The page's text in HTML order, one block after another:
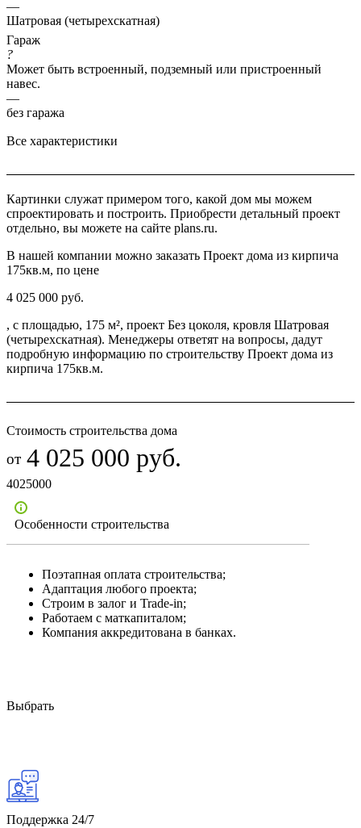
—
Шатровая (четырехскатная)
Гараж
?
Может быть встроенный, подземный или пристроенный
навес.
—
без гаража
Все характеристики
Картинки служат примером того, какой дом мы можем
спроектировать и построить. Приобрести детальный проект
отдельно, вы можете на сайте plans.ru.
В нашей компании можно заказать Проект дома из кирпича
175кв.м, по цене
4 025 000 руб.
, с площадью, 175 м², проект Без цоколя, кровля Шатровая
(четырехскатная). Менеджеры ответят на вопросы, дадут
подробную информацию по строительству Проект дома из
кирпича 175кв.м.
Стоимость строительства дома
4 025 000 руб.
4025000
Особенности строительства
Поэтапная оплата строительства;
Адаптация любого проекта;
Строим в залог и Trade-in;
Работаем с маткапиталом;
Компания аккредитована в банках.
Выбрать
Поддержка 24/7